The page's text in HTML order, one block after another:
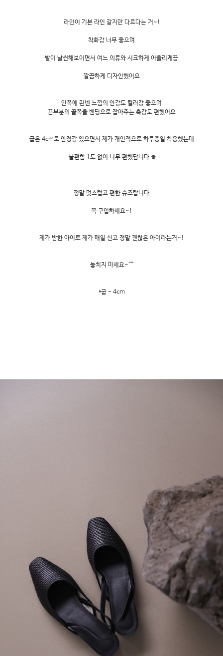
라인이 기본 라인 같지만 다르다는 거~!
착화감 너무 좋으며
발이 날씬해보이면서 여느 의류와 시크하게 어울리게끔
깔끔하게 디자인했어요
안쪽에 린넨 느낌의 안감도 컬러감 좋으며
끈부분의 끝쪽을 밴딩으로 잡아주는 촉감도 편했어요
굽은 4cm로 안정감 있으면서 제가 개인적으로 하루종일 착용했는데
불편함 1도 없이 너무 편했답니다 ㅎ
정말 멋스럽고 편한 슈즈랍니다
꼭 구입하세요~!
제가 반한 아이로 제가 매일 신고 정말 괜찮은 아이라는거~!
놓치지 마세요~^^
*굽 - 4cm